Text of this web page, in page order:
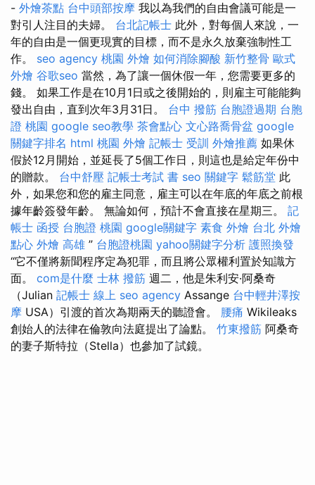
- 外燴茶點 台中頭部按摩 我以為我們的自由會議可能是一
對引人注目的夫婦。 台北記帳士 此外，對每個人來說，一
年的自由是一個更現實的目標，而不是永久放棄強制性工
作。 seo agency 桃園 外燴 如何消除腳酸 新竹整骨 歐式
外燴 谷歌seo 當然，為了讓一個休假一年，您需要更多的
錢。 如果工作是在10月1日或之後開始的，則雇主可能能夠
發出自由，直到次年3月31日。 台中 撥筋 台胞證過期 台胞
證 桃園 google seo教學 茶會點心 文心路喬骨盆 google
關鍵字排名 html 桃園 外燴 記帳士 受訓 外燴推薦 如果休
假於12月開始，並延長了5個工作日，則這也是給定年份中
的贈款。 台中舒壓 記帳士考試 書 seo 關鍵字 鬆筋堂 此
外，如果您和您的雇主同意，雇主可以在年底的年底之前根
據年齡簽發年齡。 無論如何，預計不會直接在星期三。 記
帳士 函授 台胞證 桃園 google關鍵字 素食 外燴 台北 外燴
點心 外燴 高雄 ” 台胞證桃園 yahoo關鍵字分析 護照換發
“它不僅將新聞程序定為犯罪，而且將公眾權利置於知識方
面。 com是什麼 士林 撥筋 週二，他是朱利安·阿桑奇
（Julian 記帳士 線上 seo agency Assange 台中輕井澤按
摩 USA）引渡的首次為期兩天的聽證會。 腰痛 Wikileaks
創始人的法律在倫敦向法庭提出了論點。 竹東撥筋 阿桑奇
的妻子斯特拉（Stella）也參加了試鏡。